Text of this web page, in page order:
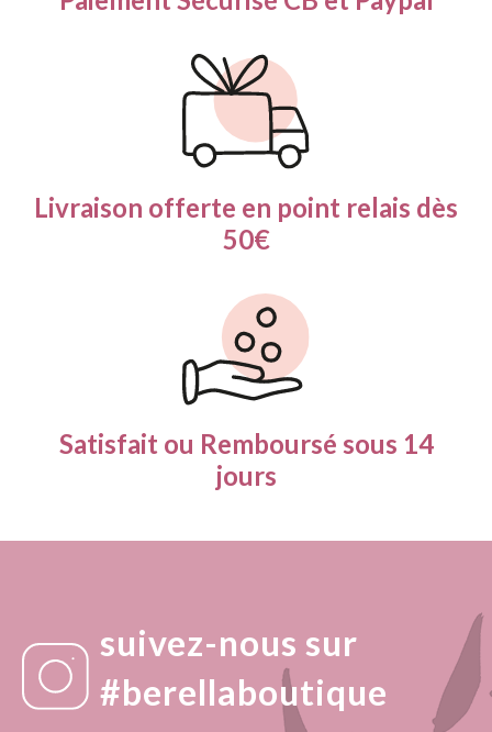
Livraison offerte en point relais dès
50€
Satisfait ou Remboursé sous 14
jours
suivez-nous sur
#berellaboutique